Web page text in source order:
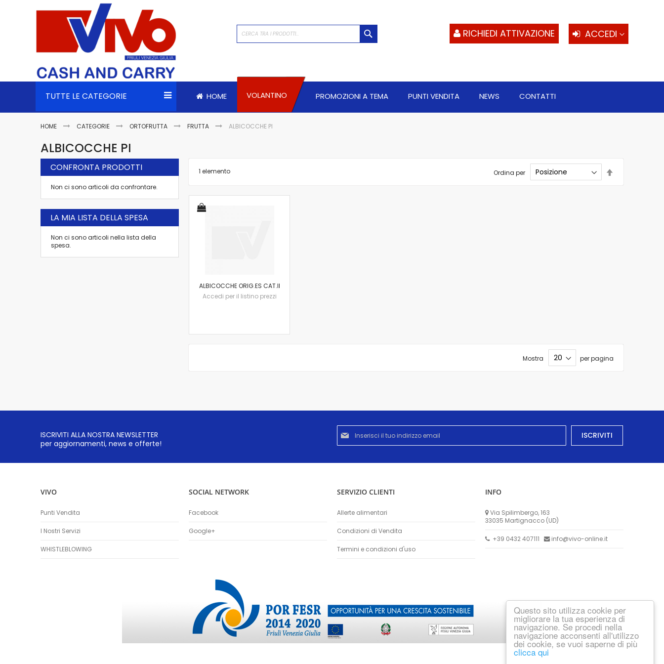
Questo sito utilizza cookie per
migliorare la tua esperienza di
navigazione. Se procedi nella
navigazione acconsenti all'utilizzo
dei cookie, se vuoi saperne di più
clicca qui
ACCEDI
RICHIEDI ATTIVAZIONE
TUTTE LE CATEGORIE HOME VOLANTINO PROMOZIONI A TEMA PUNTI VENDITA NEWS CONTATTI
HOME CATEGORIE ORTOFRUTTA FRUTTA ALBICOCCHE PI
ALBICOCCHE PI
1 elemento Ordina per
direzione
ALBICOCCHE ORIG.ES CAT.II
Accedi per il listino prezzi
Mostra per pagina
CONFRONTA PRODOTTI
Non ci sono articoli da confrontare.
LA MIA LISTA DELLA SPESA
Non ci sono articoli nella lista della
spesa.
ISCRIVITI ALLA NOSTRA NEWSLETTER
per aggiornamenti, news e offerte!
Iscriviti
alla
nostra
ISCRIVITI
VIVO
Punti Vendita
I Nostri Servizi
WHISTLEBLOWING
SOCIAL NETWORK
Facebook
Google+
SERVIZIO CLIENTI
Allerte alimentari
Condizioni di Vendita
Termini e condizioni d'uso
INFO
Via Spilimbergo, 163
33035 Martignacco (UD)
+39 0432 407111 info@vivo-online.it